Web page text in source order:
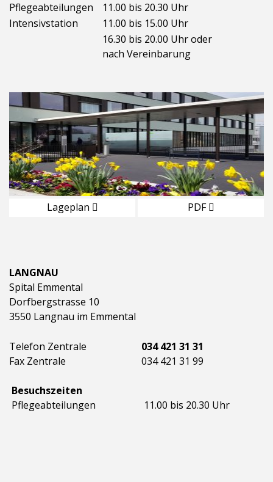
Pflegeabteilungen
11.00 bis 20.30 Uhr
Intensivstation
11.00 bis 15.00 Uhr
16.30 bis 20.00 Uhr oder
nach Vereinbarung
Lageplan PDF
LANGNAU
Spital Emmental
Dorfbergstrasse 10
3550 Langnau im Emmental
Telefon Zentrale
034 421 31 31
Fax Zentrale
034 421 31 99
Besuchszeiten
Pflegeabteilungen
11.00 bis 20.30 Uhr